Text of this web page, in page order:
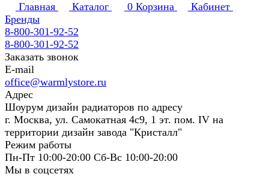
Главная
Каталог 0 Корзина
Кабинет
Бренды
8-800-301-92-52
8-800-301-92-52
Заказать звонок
E-mail
office@warmlystore.ru
Адрес
Шоурум дизайн радиаторов по адресу
г. Москва, ул. Самокатная 4с9, 1 эт. пом. IV на
территории дизайн завода "Кристалл"
Режим работы
Пн-Пт 10:00-20:00 Сб-Вс 10:00-20:00
Мы в соцсетях